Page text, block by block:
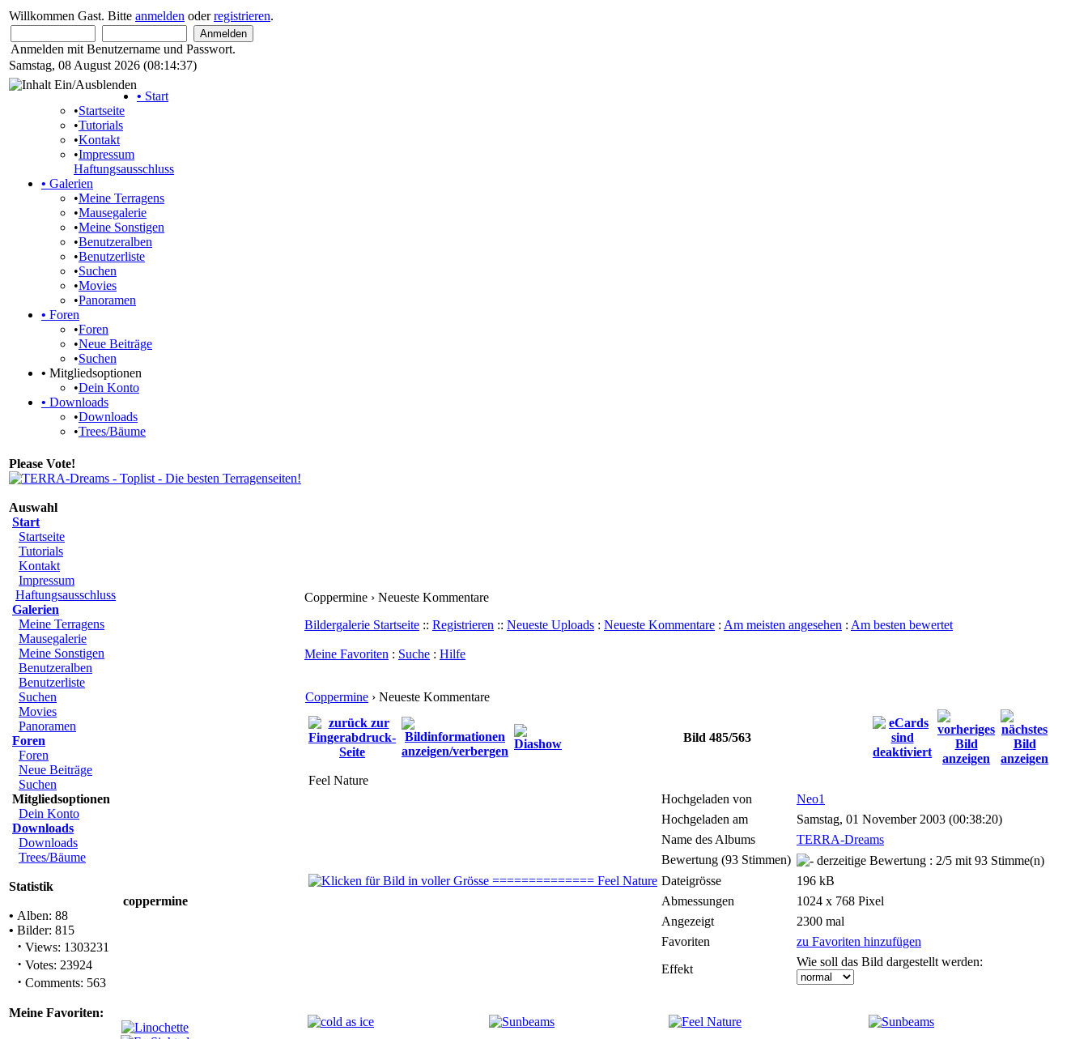
Willkommen Gast. Bitte anmelden oderregistrieren.
Anmelden mit Benutzername und Passwort.
Samstag, 08 August 2026 (08:14:37)
• Start
•Startseite
•Tutorials
•Kontakt
•Impressum
Haftungsausschluss
• Galerien
•Meine Terragens
•Mausegalerie
•Meine Sonstigen
•Benutzeralben
•Benutzerliste
•Suchen
•Movies
•Panoramen
• Foren
•Foren
•Neue Beiträge
•Suchen
• Mitgliedsoptionen
•Dein Konto
• Downloads
•Downloads
•Trees/Bäume
Please Vote!
Auswahl
Start
Startseite
Tutorials
Kontakt
Impressum
Haftungsausschluss
Galerien
Meine Terragens
Mausegalerie
Meine Sonstigen
Benutzeralben
Benutzerliste
Suchen
Movies
Panoramen
Foren
Foren
Neue Beiträge
Suchen
Mitgliedsoptionen
Dein Konto
Downloads
Downloads
Trees/Bäume
Statistik
coppermine
• Alben: 88
• Bilder: 815
· Views: 1303231
· Votes: 23924
· Comments: 563
Meine Favoriten:
Coppermine › Neueste Kommentare
Bildergalerie Startseite :: Registrieren :: Neueste Uploads : Neueste Kommentare : Am meisten angesehen : Am besten bewertet
Meine Favoriten : Suche : Hilfe
Coppermine › Neueste Kommentare
Bild 485/563
Feel Nature
Hochgeladen von
Neo1
Hochgeladen am
Samstag, 01 November 2003 (00:38:20)
Name des Albums
TERRA-Dreams
Bewertung (93 Stimmen)
Dateigrösse
196 kB
Abmessungen
1024 x 768 Pixel
Angezeigt
2300 mal
Favoriten
zu Favoriten hinzufügen
Effekt
Wie soll das Bild dargestellt werden: